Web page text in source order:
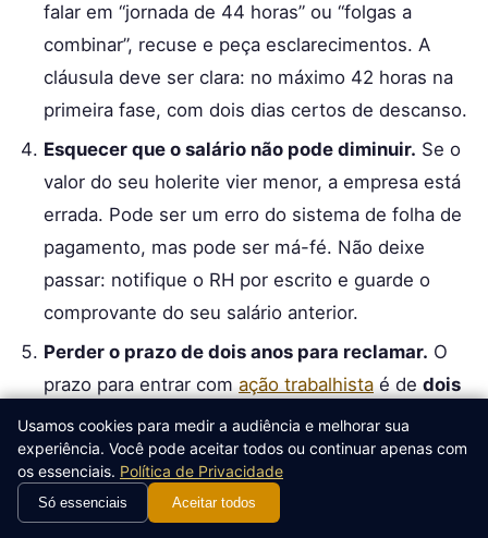
falar em “jornada de 44 horas” ou “folgas a
combinar”, recuse e peça esclarecimentos. A
cláusula deve ser clara: no máximo 42 horas na
primeira fase, com dois dias certos de descanso.
Esquecer que o salário não pode diminuir. Se o
valor do seu holerite vier menor, a empresa está
errada. Pode ser um erro do sistema de folha de
pagamento, mas pode ser má-fé. Não deixe
passar: notifique o RH por escrito e guarde o
comprovante do seu salário anterior.
Perder o prazo de dois anos para reclamar. O
prazo para entrar com ação trabalhista é de dois
anos após a rescisão do contrato. Se você for
demitido ou pedir demissão, comece a organizar
seus documentos imediatamente. Esse prazo é
contado em dias corridos, não em dias úteis, e
Usamos cookies para medir a audiência e melhorar sua
experiência. Você pode aceitar todos ou continuar apenas com
os essenciais. Política de Privacidade
Só essenciais Aceitar todos